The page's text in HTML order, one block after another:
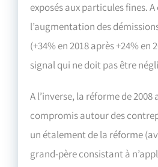
exposés aux particules fines.
l’augmentation des
(+34% en 2018 après +24% en
signal qui ne doit pas être
A l’inverse, la réforme de 2008
compromis autour des
un étalement de la réforme
grand-père consistant à